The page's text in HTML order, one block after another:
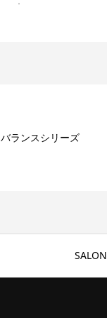
バランスシリーズ
SALON